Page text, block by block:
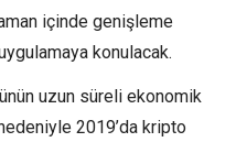
içinde genişleme
konulacak.
uzun süreli ekonomik
2019’da kripto